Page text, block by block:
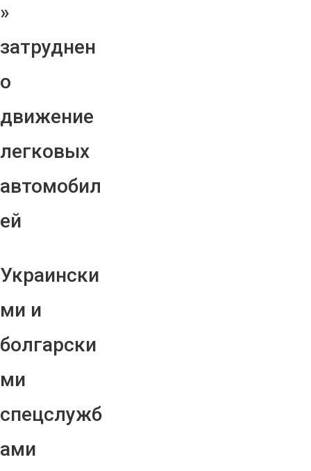
»
затруднен
о
движение
легковых
автомобил
ей
Украински
ми и
болгарски
ми
спецслужб
ами